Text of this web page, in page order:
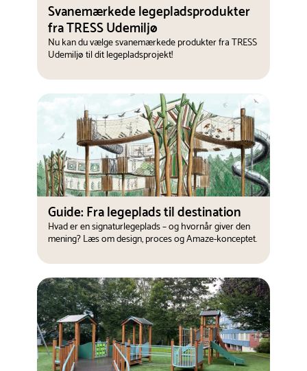
Svanemærkede legepladsprodukter
fra TRESS Udemiljø
Nu kan du vælge svanemærkede produkter fra TRESS
Udemiljø til dit legepladsprojekt!
Guide: Fra legeplads til destination
Hvad er en signaturlegeplads – og hvornår giver den
mening? Læs om design, proces og Amaze-konceptet.